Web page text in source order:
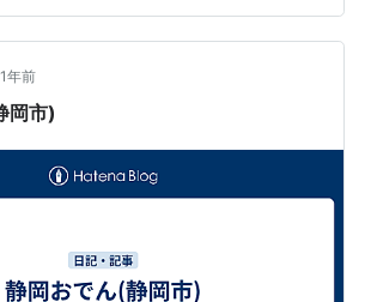
東静岡駅北口に誘致目指す “アリーナ構
1年前
岡市)